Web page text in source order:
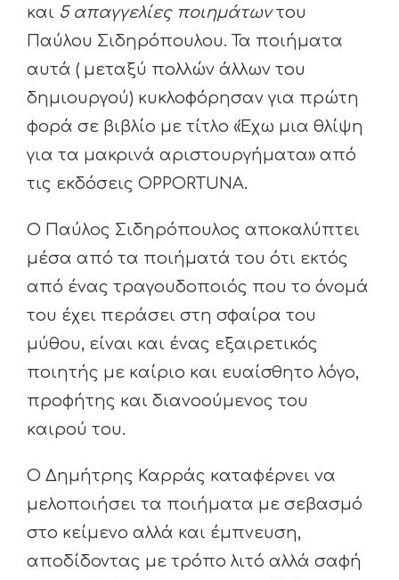
και 5 απαγγελίες ποιημάτωντου
Παύλου Σιδηρόπουλου. Τα ποιήματα
αυτά ( μεταξύ πολλών άλλων του
δημιουργού) κυκλοφόρησαν για πρώτη
φορά σε βιβλίο με τίτλο «Έχω μια θλίψη
για τα μακρινά αριστουργήματα» από
τις εκδόσεις OPPORTUNA.
Ο Παύλος Σιδηρόπουλος αποκαλύπτει
μέσα από τα ποιήματά του ότι εκτός
από ένας τραγουδοποιός που το όνομά
του έχει περάσει στη σφαίρα του
μύθου, είναι και ένας εξαιρετικός
ποιητής με καίριο και ευαίσθητο λόγο,
προφήτης και διανοούμενος του
καιρού του.
Ο Δημήτρης Καρράς καταφέρνει να
μελοποιήσει τα ποιήματα με σεβασμό
στο κείμενο αλλά και έμπνευση,
αποδίδοντας με τρόπο λιτό αλλά σαφή